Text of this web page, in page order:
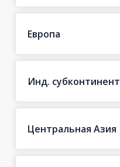
Европа
Инд. субконтинент
Центральная Азия